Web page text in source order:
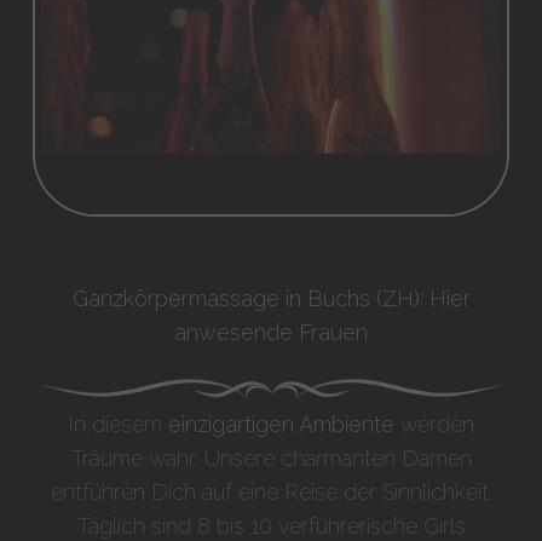
Ganzkörpermassage in Buchs (ZH): Hier
anwesende Frauen
In diesem einzigartigen Ambiente werden
Träume wahr. Unsere charmanten Damen
entführen Dich auf eine Reise der Sinnlichkeit.
Täglich sind 8 bis 10 verführerische Girls